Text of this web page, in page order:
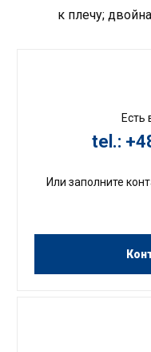
к плечу;
Есть
tel.:
Или заполните